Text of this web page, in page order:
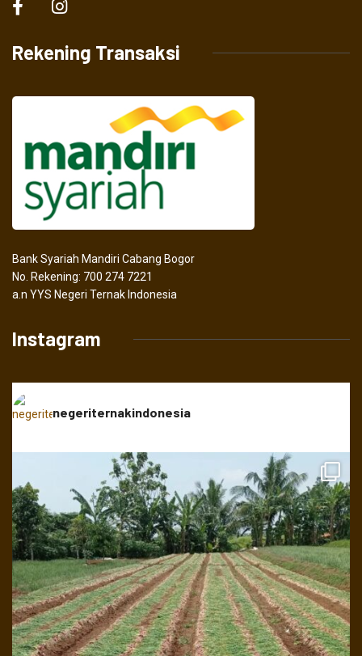
Rekening Transaksi
Bank Syariah Mandiri Cabang Bogor
No. Rekening: 700 274 7221
a.n YYS Negeri Ternak Indonesia
Instagram
negeriternakindonesia